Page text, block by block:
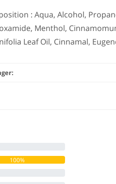
: Aqua, Alcohol,
Menthol,
Leaf Oil, Cinnamal,
100%